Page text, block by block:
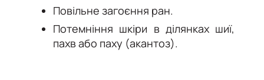
Повільне загоєння ран.
Потемніння шкіри в ділянках шиї,
пахв або паху (акантоз).